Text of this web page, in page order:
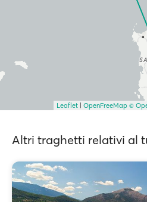
Leaflet OpenFreeMap ©
Altri traghetti relativi al